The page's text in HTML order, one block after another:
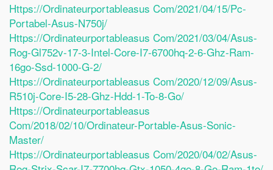
Https://ordinateurportableasus Com/2021/04/15/pc-
Portabel-Asus-N750j/
Https://ordinateurportableasus Com/2021/03/04/asus-
Rog-Gl752v-17-3-Intel-Core-I7-6700hq-2-6-Ghz-Ram-
16go-Ssd-1000-G-2/
Https://ordinateurportableasus Com/2020/12/09/asus-
R510j-Core-I5-28-Ghz-Hdd-1-To-8-Go/
Https://ordinateurportableasus
Com/2018/02/10/ordinateur-Portable-Asus-Sonic-
Master/
Https://ordinateurportableasus Com/2020/04/02/asus-